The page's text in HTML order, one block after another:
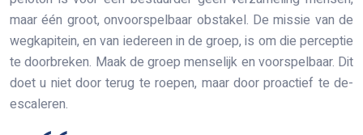
maar één groot, onvoorspelbaar obstakel. De missie van de
wegkapitein, en van iedereen in de groep, is om die perceptie
te doorbreken. Maak de groep menselijk en voorspelbaar. Dit
doet u niet door terug te roepen, maar door proactief te de-
escaleren.